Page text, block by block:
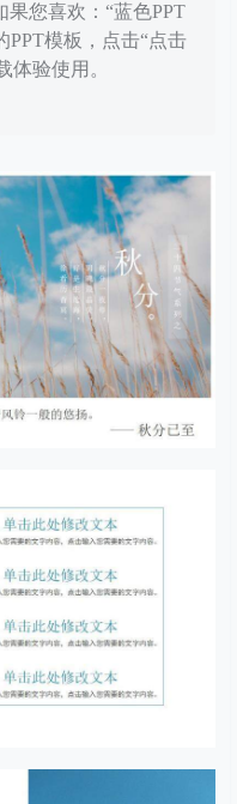
您喜欢：“蓝色PPT
PPT模板，点击“点击
体验使用。